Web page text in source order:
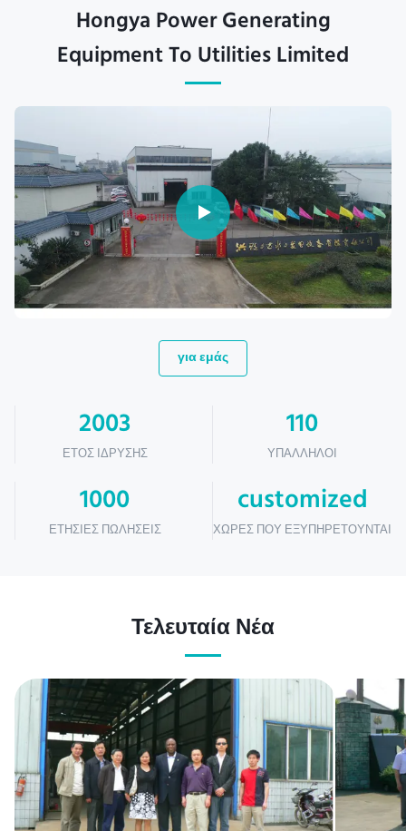
Hongya Power Generating
Equipment To Utilities Limited
για εμάς
2003
ΈΤΟΣ ΊΔΡΥΣΗΣ
110
ΥΠΆΛΛΗΛΟΙ
1000
ΕΤΉΣΙΕΣ ΠΩΛΉΣΕΙΣ
customized
ΧΏΡΕΣ ΠΟΥ ΕΞΥΠΗΡΕΤΟΎΝΤΑΙ
Τελευταία Νέα